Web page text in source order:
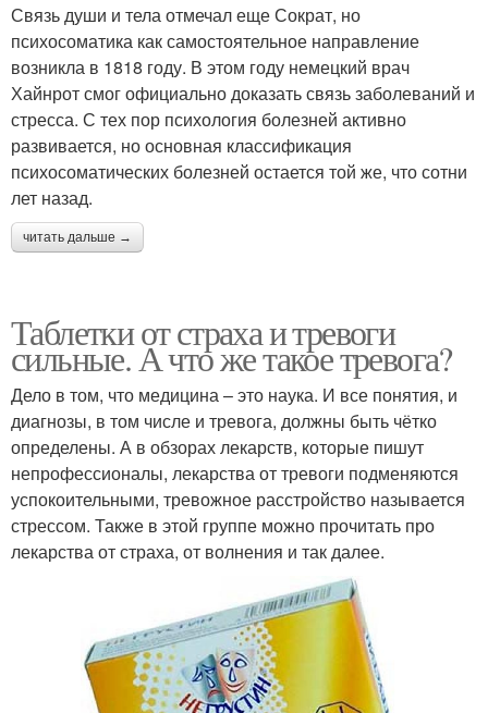
Связь души и тела отмечал еще Сократ, но
психосоматика как самостоятельное направление
возникла в 1818 году. В этом году немецкий врач
Хайнрот смог официально доказать связь заболеваний и
стресса. С тех пор психология болезней активно
развивается, но основная классификация
психосоматических болезней остается той же, что сотни
лет назад.
читать дальше →
Таблетки от страха и тревоги
сильные. А что же такое тревога?
Дело в том, что медицина – это наука. И все понятия, и
диагнозы, в том числе и тревога, должны быть чётко
определены. А в обзорах лекарств, которые пишут
непрофессионалы, лекарства от тревоги подменяются
успокоительными, тревожное расстройство называется
стрессом. Также в этой группе можно прочитать про
лекарства от страха, от волнения и так далее.